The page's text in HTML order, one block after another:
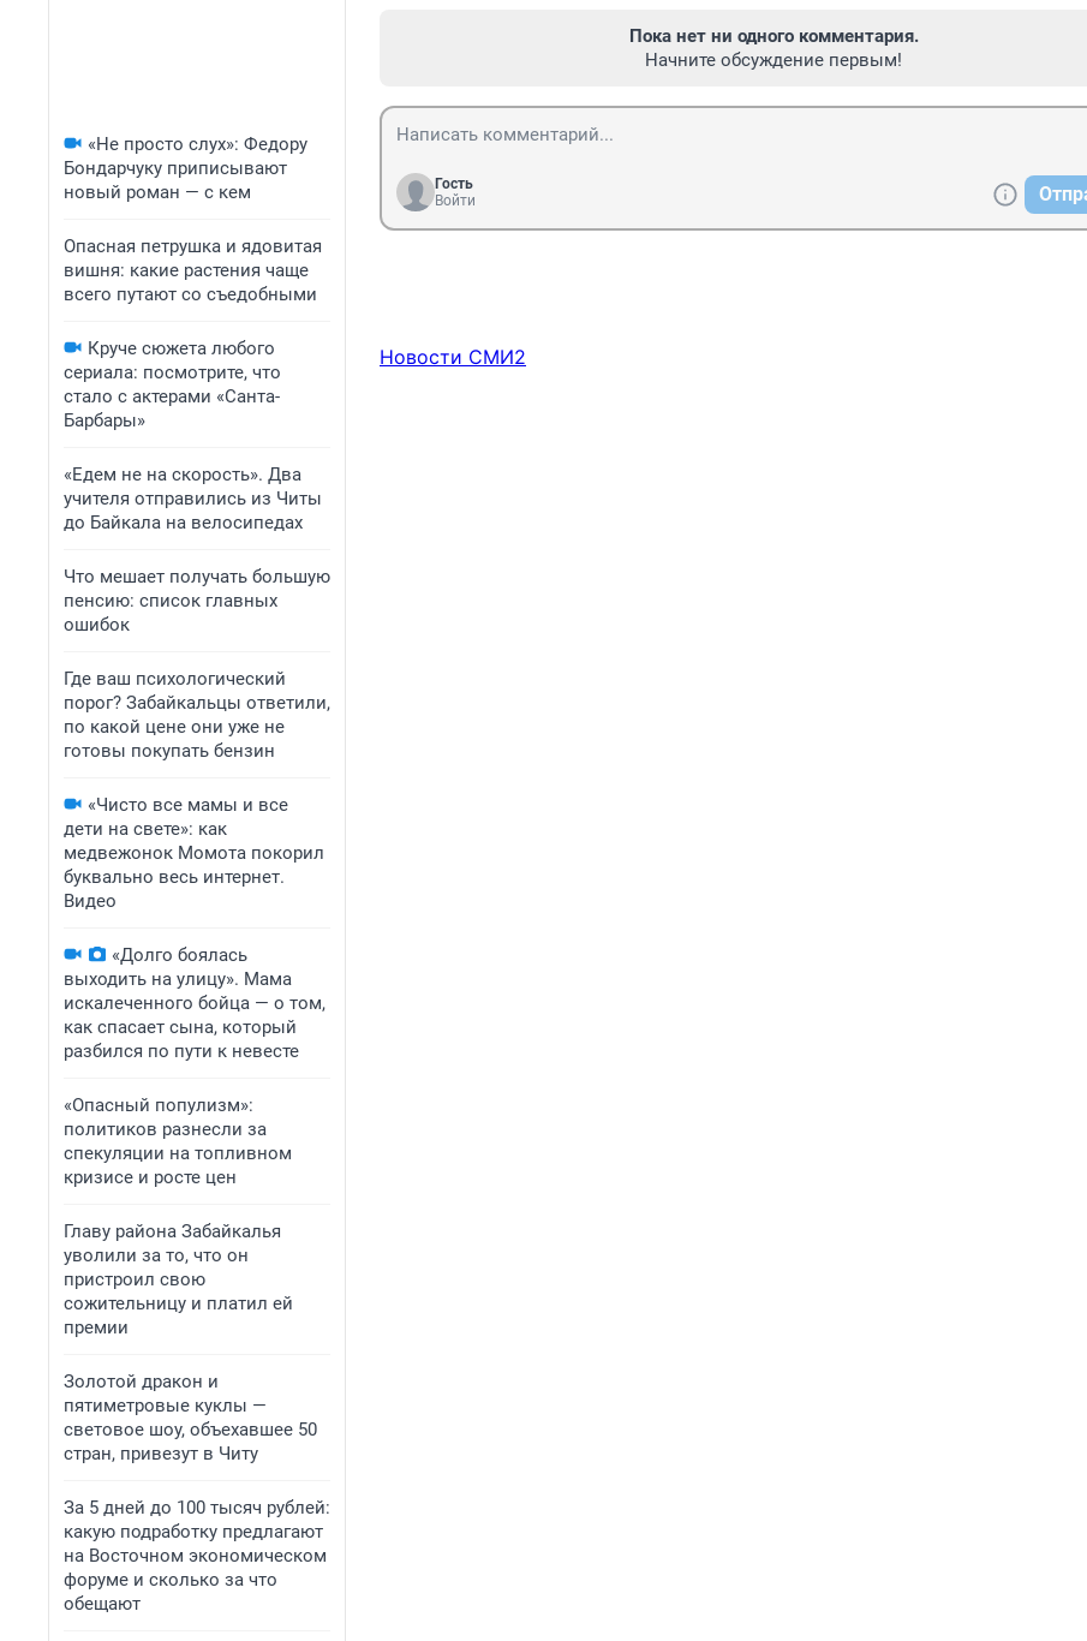
«Не просто слух»: Федору
Бондарчуку приписывают
новый роман — с кем
Опасная петрушка и ядовитая
вишня: какие растения чаще
всего путают со съедобными
Круче сюжета любого
сериала: посмотрите, что
стало с актерами «Санта-
Барбары»
«Едем не на скорость». Два
учителя отправились из Читы
до Байкала на велосипедах
Что мешает получать большую
пенсию: список главных
ошибок
Где ваш психологический
порог? Забайкальцы ответили,
по какой цене они уже не
готовы покупать бензин
«Чисто все мамы и все
дети на свете»: как
медвежонок Момота покорил
буквально весь интернет.
Видео
«Долго боялась
выходить на улицу». Мама
искалеченного бойца — о том,
как спасает сына, который
разбился по пути к невесте
«Опасный популизм»:
политиков разнесли за
спекуляции на топливном
кризисе и росте цен
Главу района Забайкалья
уволили за то, что он
пристроил свою
сожительницу и платил ей
премии
Золотой дракон и
пятиметровые куклы —
световое шоу, объехавшее 50
стран, привезут в Читу
За 5 дней до 100 тысяч рублей:
какую подработку предлагают
на Восточном экономическом
форуме и сколько за что
обещают
Пока нет ни одного комментария.
Начните обсуждение первым!
Гость
Войти
Новости СМИ2